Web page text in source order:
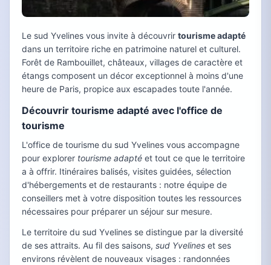
Le sud Yvelines vous invite à découvrir tourisme adapté
dans un territoire riche en patrimoine naturel et culturel.
Forêt de Rambouillet, châteaux, villages de caractère et
étangs composent un décor exceptionnel à moins d'une
heure de Paris, propice aux escapades toute l'année.
Découvrir tourisme adapté avec l'office de
tourisme
L'office de tourisme du sud Yvelines vous accompagne
pour explorer tourisme adapté et tout ce que le territoire
a à offrir. Itinéraires balisés, visites guidées, sélection
d'hébergements et de restaurants : notre équipe de
conseillers met à votre disposition toutes les ressources
nécessaires pour préparer un séjour sur mesure.
Le territoire du sud Yvelines se distingue par la diversité
de ses attraits. Au fil des saisons, sud Yvelines et ses
environs révèlent de nouveaux visages : randonnées